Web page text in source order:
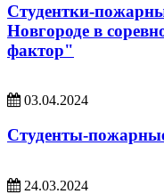
Студентки-
Новгороде в
фактор"
03.04.2024
Студенты-
24.03.2024